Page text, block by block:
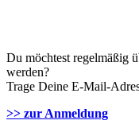
Du möchtest regelmäßig
werden?
Trage Deine E-Mail-
>> zur Anmeldung